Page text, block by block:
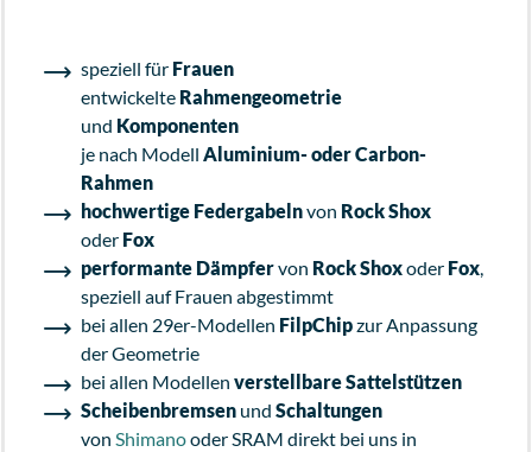
speziell für Frauen
entwickelte Rahmengeometrie
und Komponenten
je nach Modell Aluminium- oder Carbon-
Rahmen
hochwertige Federgabelnvon Rock Shox
oder Fox
performante Dämpfervon Rock Shoxoder Fox,
speziell auf Frauen abgestimmt
bei allen 29er-Modellen FilpChipzur Anpassung
der Geometrie
bei allen Modellen verstellbare Sattelstützen
Scheibenbremsen und Schaltungen
von Shimanooder SRAM direkt bei uns in